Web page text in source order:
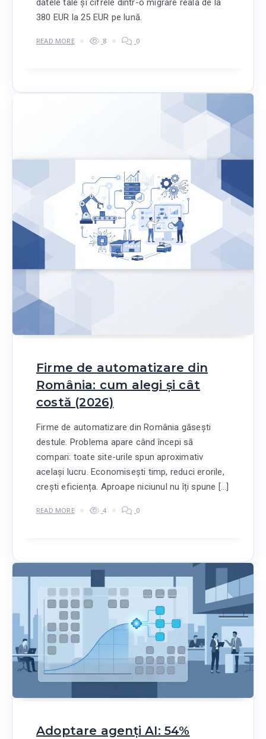
datele tale și cifrele dintr-o migrare reală de la
380 EUR la 25 EUR pe lună.
READ MORE 8 0
Firme de automatizare din
România: cum alegi și cât
costă (2026)
Firme de automatizare din România găsești
destule. Problema apare când începi să
compari: toate site-urile spun aproximativ
același lucru. Economisești timp, reduci erorile,
crești eficiența. Aproape niciunul nu îți spune […]
READ MORE 4 0
Adoptare agenți AI: 54%